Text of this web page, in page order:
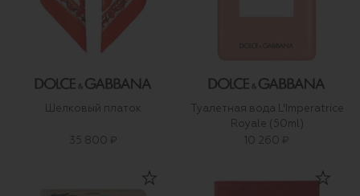
Шелковый платок
35 800 ₽
Туалетная вода L'Imperatrice
Royale (50ml)
10 260 ₽